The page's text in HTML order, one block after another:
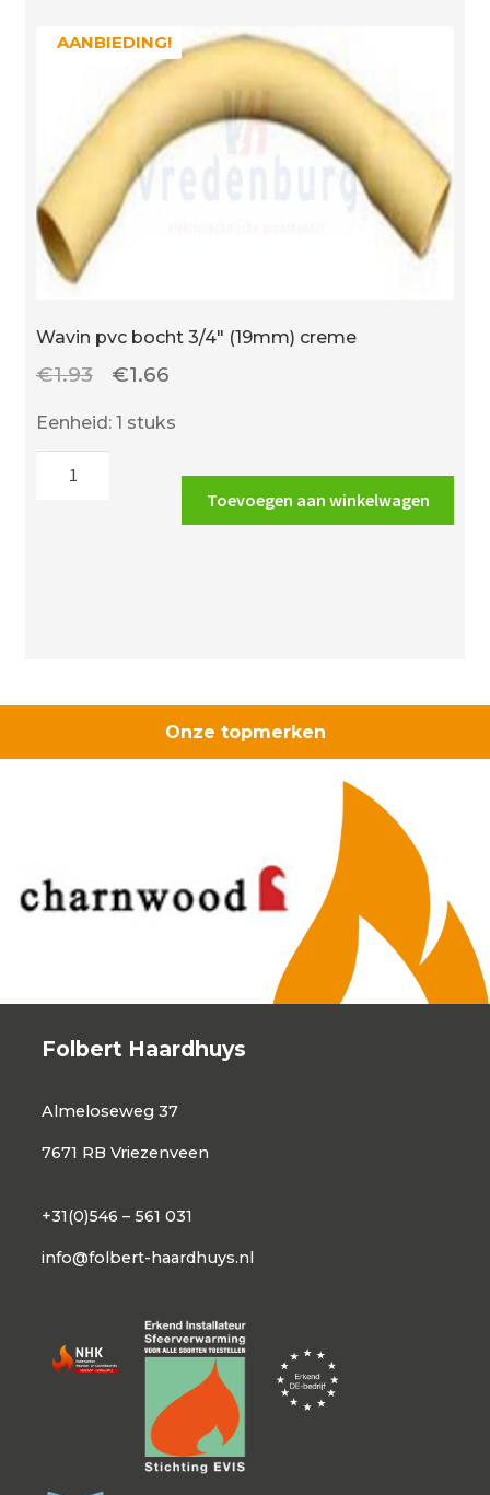
AANBIEDING!
Wavin pvc bocht 3/4″ (19mm) creme
AANBIEDING!
€1.93
Oorspronkelijke
€1.66Huidige
€1.66.
Eenheid: 1 stuks
Toevoegen aan winkelwagen
Onze topmerken
Folbert Haardhuys
Almeloseweg 37
7671 RB Vriezenveen
+31(0)546 – 561 031
info@folbert-haardhuys.nl